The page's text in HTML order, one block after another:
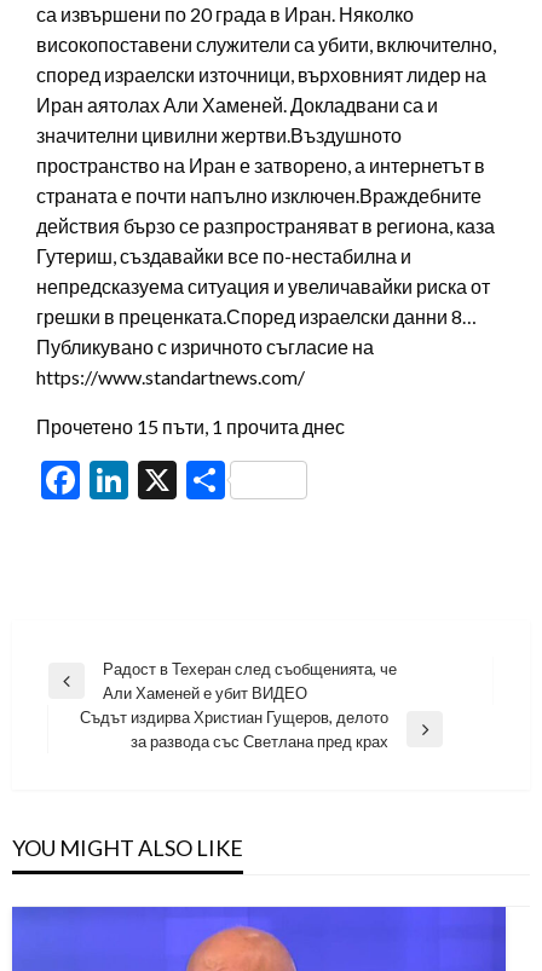
са извършени по 20 града в Иран. Няколко
високопоставени служители са убити, включително,
според израелски източници, върховният лидер на
Иран аятолах Али Хаменей. Докладвани са и
значителни цивилни жертви.Въздушното
пространство на Иран е затворено, а интернетът в
страната е почти напълно изключен.Враждебните
действия бързо се разпространяват в региона, каза
Гутериш, създавайки все по-нестабилна и
непредсказуема ситуация и увеличавайки риска от
грешки в преценката.Според израелски данни 8…
Публикувано с изричното съгласие на
https://www.standartnews.com/
Прочетено 15 пъти, 1 прочита днес
Facebook
LinkedIn
X Share
Навигация
Previous
Радост в Техеран след съобщенията, че
Али Хаменей е убит ВИДЕО
Съдът издирва Христиан Гущеров, делото
за развода със Светлана пред крах
YOU MIGHT ALSO LIKE